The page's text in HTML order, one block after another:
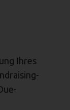
Ihres